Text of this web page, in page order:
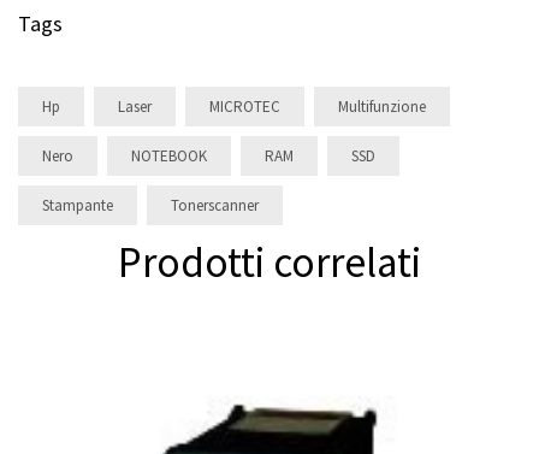
Tags
Hp Laser MICROTEC Multifunzione
Nero NOTEBOOK RAM SSD
Stampante Tonerscanner
Prodotti correlati